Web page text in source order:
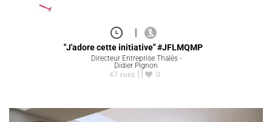
|
"J'adore cette initiative" #JFLMQMP
Directeur Entreprise Thalès -
Didier Pignon
47 vues
0